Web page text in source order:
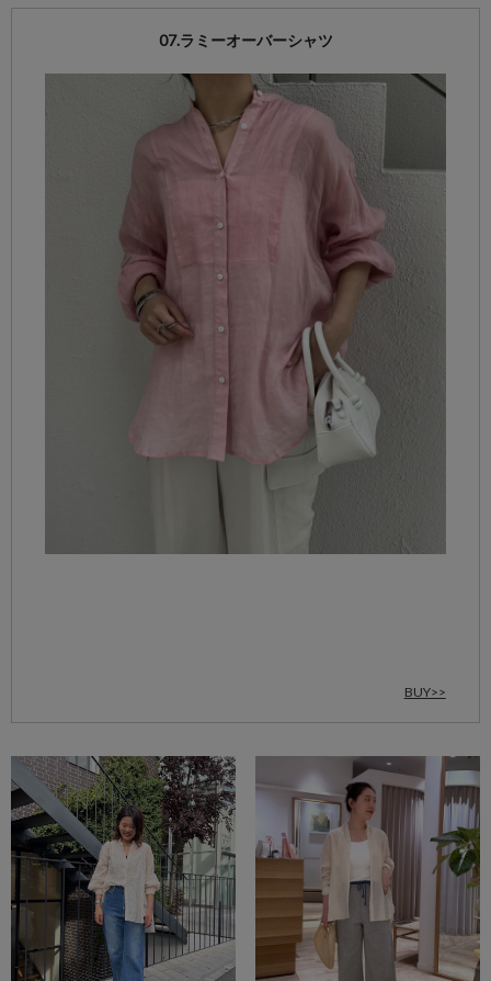
07.ラミーオーバーシャツ
BUY>>